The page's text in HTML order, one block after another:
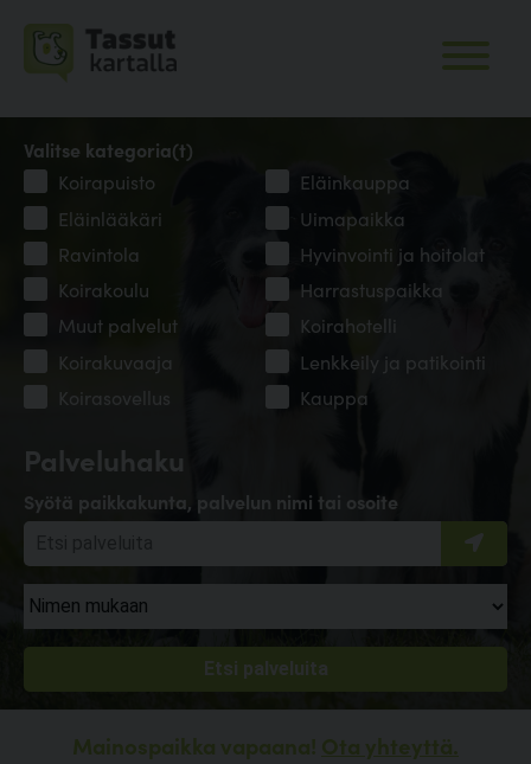
Palveluhaku
Syötä paikkakunta, palvelun nimi tai osoite
Valitse kategoria(t)
Koirapuisto
Eläinkauppa
Eläinlääkäri
Uimapaikka
Ravintola
Hyvinvointi ja hoitolat
Koirakoulu
Harrastuspaikka
Muut palvelut
Koirahotelli
Koirakuvaaja
Lenkkeily ja patikointi
Koirasovellus
Kauppa
Mainospaikka vapaana! Ota yhteyttä.